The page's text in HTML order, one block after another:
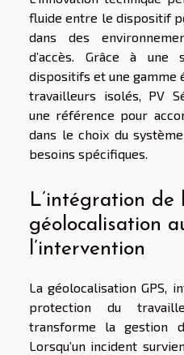
fluide entre le dispositif
dans des
d’accès. Grâce à une
dispositifs et une gamme
travailleurs isolés, PV
une référence pour
dans le choix du
besoins spécifiques.
L’intégration de
géolocalisation
l’intervention
La géolocalisation GPS,
protection du
transforme la gestion
Lorsqu’un incident